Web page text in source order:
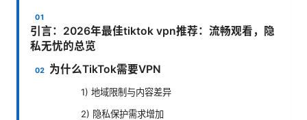
引言：2026年最佳tiktok vpn推荐：流畅观看，隐
私无忧的总览
为什么TikTok需要VPN
1) 地域限制与内容差异
2) 隐私保护需求增加